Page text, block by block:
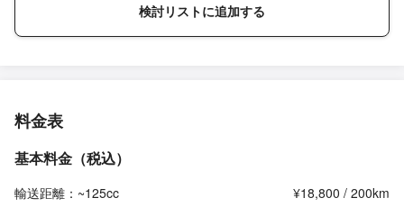
検討リストに追加する
料金表
基本料金（税込）
輸送距離：~125cc
¥18,800 / 200km